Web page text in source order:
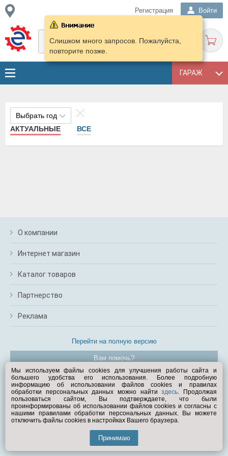
Регистрация Войти
ГАРАЖ
Слишком много запросов. Пожалуйста,
повторите позже.
Выбрать год
АКТУАЛЬНЫЕ
ВСЕ
О компании
Интернет магазин
Каталог товаров
Партнерство
Реклама
Перейти на полную версию
Вам помочь?
© Exist.ru 1998—2026
Мы используем файлы cookies для улучшения работы сайта и
большего удобства его использования. Более подробную
информацию об использовании файлов cookies и правилах
обработки персональных данных можно найтиздесь. Продолжая
пользоваться сайтом, Вы подтверждаете, что были
проинформированы об использовании файлов cookies и согласны с
нашими правилами обработки персональных данных. Вы можете
отключить файлы cookies в настройках Вашего браузера.
Принимаю